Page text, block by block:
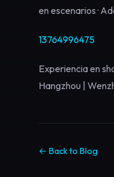
en escenarios ·
13764996475
Experiencia en
Hangzhou |
← Back to Blog